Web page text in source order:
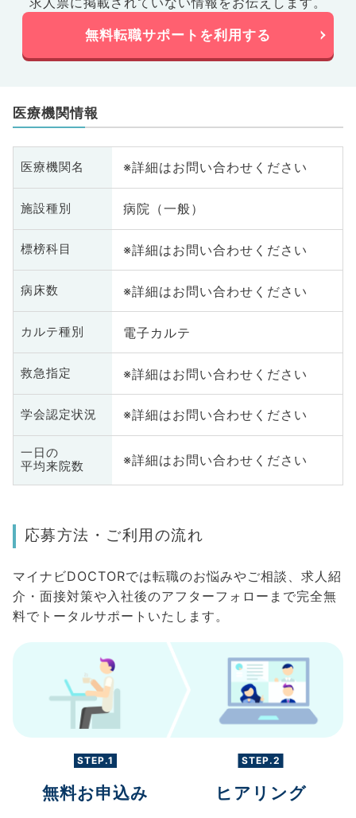
無料転職サポートを利用する
医療機関情報
医療機関名 ※詳細はお問い合わせください
施設種別 病院（一般）
標榜科目 ※詳細はお問い合わせください
病床数 ※詳細はお問い合わせください
カルテ種別 電子カルテ
救急指定 ※詳細はお問い合わせください
学会認定状況 ※詳細はお問い合わせください
一日の
平均来院数
※詳細はお問い合わせください
応募方法・ご利用の流れ
マイナビDOCTORでは転職のお悩みやご相談、求人紹
介・面接対策や入社後のアフターフォローまで完全無
料でトータルサポートいたします。
STEP.1
無料お申込み
STEP.2
ヒアリング